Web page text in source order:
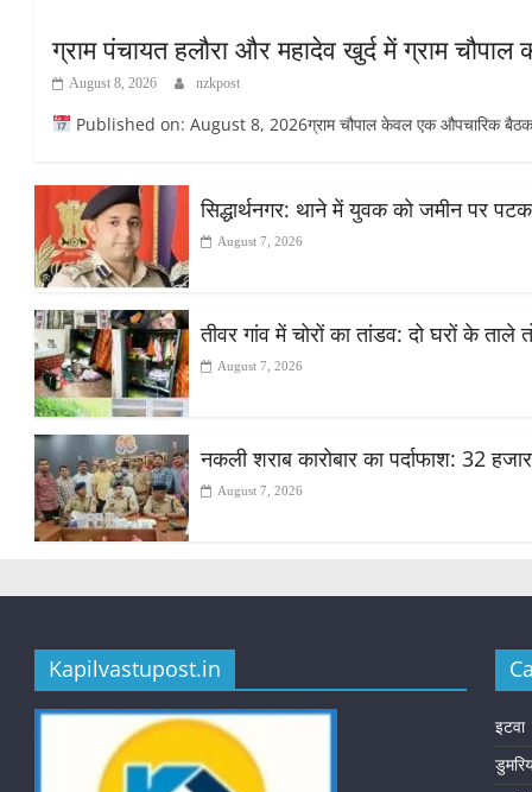
ग्राम पंचायत हलौरा और महादेव खुर्द में ग्राम
August 8, 2026 nzkpost
Published on: August 8, 2026ग्राम चौपाल केवल एक औपचारिक बैठक
सिद्धार्थनगर: थाने में युवक को जमीन पर
August 7, 2026
तीवर गांव में चोरों का तांडव: दो घरों के
August 7, 2026
नकली शराब कारोबार का पर्दाफाश: 32
August 7, 2026
Kapilvastupost.in
इटवा